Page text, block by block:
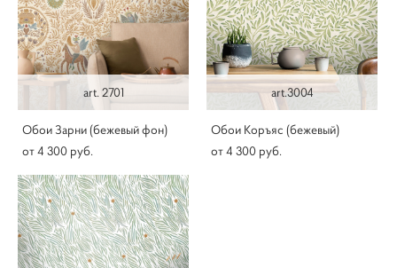
art. 2701
Обои Зарни (бежевый фон)
от 4 300 pуб.
art.3004
Обои Коръяс (бежевый)
от 4 300 pуб.